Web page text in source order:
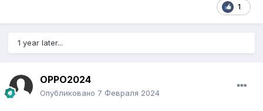
1
1 year later...
OPPO2024
Опубликовано 7 Февраля 2024